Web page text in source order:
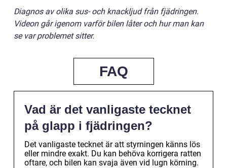
Diagnos av olika sus- och knackljud från fjädringen.
Videon går igenom varför bilen låter och hur man kan
se var problemet sitter.
FAQ
Vad är det vanligaste tecknet
på glapp i fjädringen?
Det vanligaste tecknet är att styrningen känns lös
eller mindre exakt. Du kan behöva korrigera ratten
oftare, och bilen kan svaja även vid lugn körning.